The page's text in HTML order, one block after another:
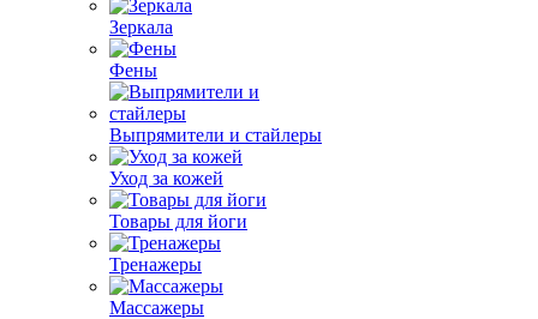
Зеркала
Фены
Выпрямители и стайлеры
Уход за кожей
Товары для йоги
Тренажеры
Массажеры